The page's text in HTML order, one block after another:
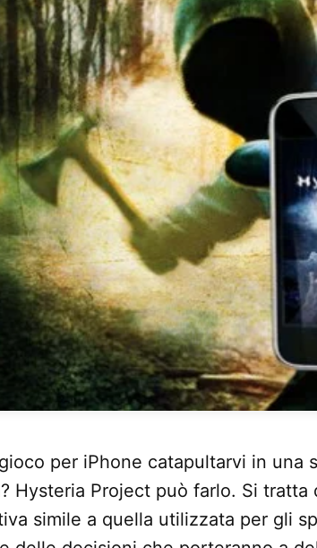
per iPhone catapultarvi in una
Hysteria Project può farlo. Si
simile a quella utilizzata per gli